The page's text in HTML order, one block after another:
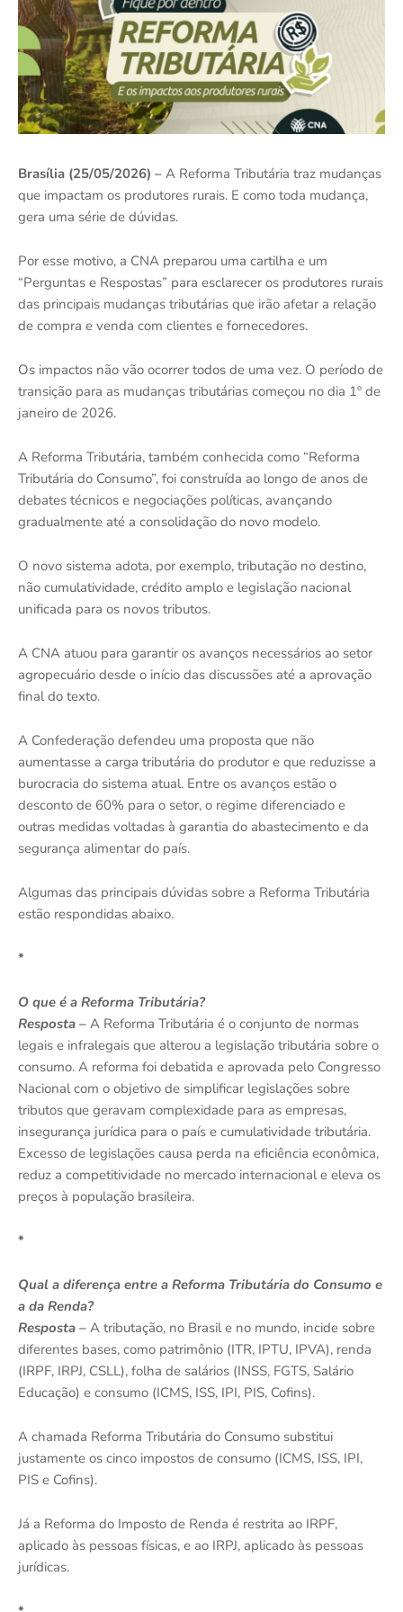
Brasília (25/05/2026) – A Reforma Tributária traz mudanças
que impactam os produtores rurais. E como toda mudança,
gera uma série de dúvidas.
Por esse motivo, a CNA preparou uma cartilha e um
“Perguntas e Respostas” para esclarecer os produtores rurais
das principais mudanças tributárias que irão afetar a relação
de compra e venda com clientes e fornecedores.
Os impactos não vão ocorrer todos de uma vez. O período de
transição para as mudanças tributárias começou no dia 1º de
janeiro de 2026.
A Reforma Tributária, também conhecida como “Reforma
Tributária do Consumo”, foi construída ao longo de anos de
debates técnicos e negociações políticas, avançando
gradualmente até a consolidação do novo modelo.
O novo sistema adota, por exemplo, tributação no destino,
não cumulatividade, crédito amplo e legislação nacional
unificada para os novos tributos.
A CNA atuou para garantir os avanços necessários ao setor
agropecuário desde o início das discussões até a aprovação
final do texto.
A Confederação defendeu uma proposta que não
aumentasse a carga tributária do produtor e que reduzisse a
burocracia do sistema atual. Entre os avanços estão o
desconto de 60% para o setor, o regime diferenciado e
outras medidas voltadas à garantia do abastecimento e da
segurança alimentar do país.
Algumas das principais dúvidas sobre a Reforma Tributária
estão respondidas abaixo.
*
O que é a Reforma Tributária?
Resposta – A Reforma Tributária é o conjunto de normas
legais e infralegais que alterou a legislação tributária sobre o
consumo. A reforma foi debatida e aprovada pelo Congresso
Nacional com o objetivo de simplificar legislações sobre
tributos que geravam complexidade para as empresas,
insegurança jurídica para o país e cumulatividade tributária.
Excesso de legislações causa perda na eficiência econômica,
reduz a competitividade no mercado internacional e eleva os
preços à população brasileira.
*
Qual a diferença entre a Reforma Tributária do Consumo e
a da Renda?
Resposta – A tributação, no Brasil e no mundo, incide sobre
diferentes bases, como patrimônio (ITR, IPTU, IPVA), renda
(IRPF, IRPJ, CSLL), folha de salários (INSS, FGTS, Salário
Educação) e consumo (ICMS, ISS, IPI, PIS, Cofins).
A chamada Reforma Tributária do Consumo substitui
justamente os cinco impostos de consumo (ICMS, ISS, IPI,
PIS e Cofins).
Já a Reforma do Imposto de Renda é restrita ao IRPF,
aplicado às pessoas físicas, e ao IRPJ, aplicado às pessoas
jurídicas.